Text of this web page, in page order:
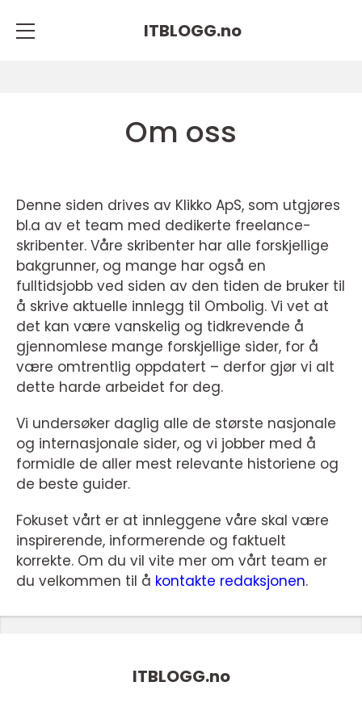
ITBLOGG.no
Om oss
Denne siden drives av Klikko ApS, som utgjøres
bl.a av et team med dedikerte freelance-
skribenter. Våre skribenter har alle forskjellige
bakgrunner, og mange har også en
fulltidsjobb ved siden av den tiden de bruker til
å skrive aktuelle innlegg til Ombolig. Vi vet at
det kan være vanskelig og tidkrevende å
gjennomlese mange forskjellige sider, for å
være omtrentlig oppdatert – derfor gjør vi alt
dette harde arbeidet for deg.
Vi undersøker daglig alle de største nasjonale
og internasjonale sider, og vi jobber med å
formidle de aller mest relevante historiene og
de beste guider.
Fokuset vårt er at innleggene våre skal være
inspirerende, informerende og faktuelt
korrekte. Om du vil vite mer om vårt team er
du velkommen til å kontakte redaksjonen.
ITBLOGG.no